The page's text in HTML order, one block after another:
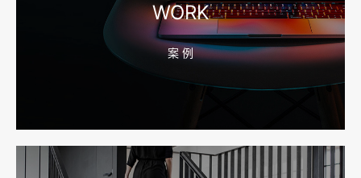
宁波网站建设报价怎么看？合同、源码和后台要先写清
WORK
案 例